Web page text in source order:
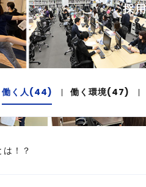
採
働く人(44) 働く環境(47)
！？